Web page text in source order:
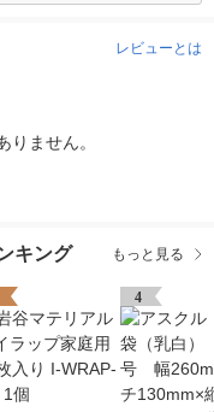
レビューとは
りません。
キング もっと見る
4